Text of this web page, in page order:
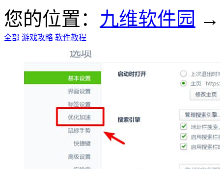
您的位置： 九维软件园
全部 游戏攻略 软件教程